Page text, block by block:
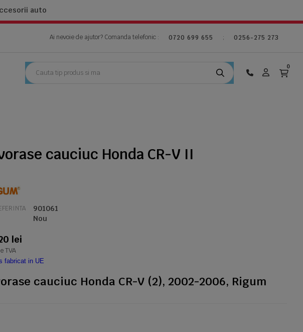
auto
Ai nevoie de ajutor? Comanda telefonic : 0720 699 655 ; 0256-275 273
0
cauciuc Honda CR-V II
901061
Nou
lei
TVA
fabricat in UE
cauciuc Honda CR-V (2), 2002-2006, Rigum